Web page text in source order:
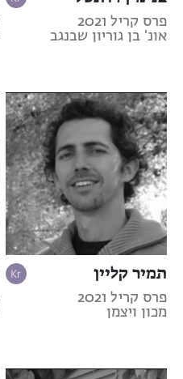
פרס קריל 2021
אונ' בן גוריון שבנגב
תמיר קליין
פרס קריל 2021
מכון ויצמן